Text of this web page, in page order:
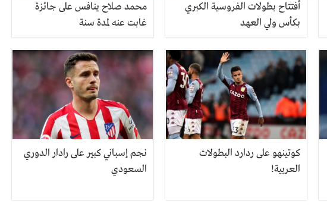
أفتتاح بطولات الفروسية الكبري
بكأس ولي العهد
محمد صلاح ينافس على جائزة
غابت عنه لمدة سنة
كوتينهو على ردارد البطولات
العربية!
نجم إسباني كبير على رادار الدوري
السعودي